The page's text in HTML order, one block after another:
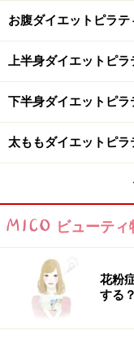
そして裏側の代表選
誉ではありますが
ってしまっており
上腕二頭筋に比べ
筋」。この筋肉が
を押しのける動作。
普通の女性の日常
なのではないでし
固定したまま肘か
引く動作にも力を
お腹ダイエットピラテ
上半身ダイエットピラ
下半身ダイエットピラ
太ももダイエットピラ
ビューテ
花粉
する？